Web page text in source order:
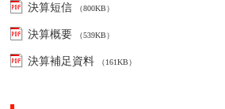
決算短信 （800KB）
決算概要 （539KB）
決算補足資料 （161KB）